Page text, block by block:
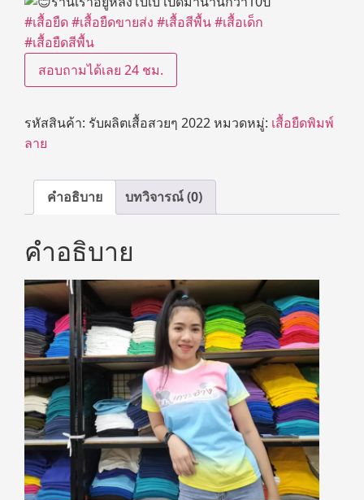
#เสื้อยืด#เสื้อยืดขายส่ง #เสื้อสีพื้น#เสื้อเด็ก
#เสื้อยืดสีพื้น
สอบถามได้เลย 24 ชม.
รหัสสินค้า: รับผลิตเสื้อสวยๆ 2022หมวดหมู่: เสื้อยืดพิมพ์
ลาย
คำอธิบาย บทวิจารณ์ (0)
คำอธิบาย